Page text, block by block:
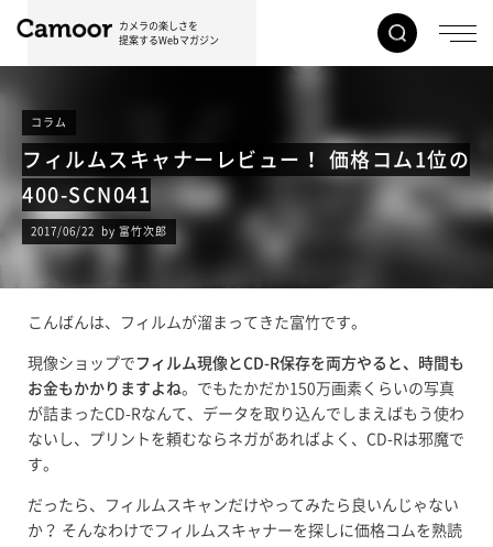
カメラの楽しさを
提案するWebマガジン
コラム
フィルムスキャナーレビュー！ 価格コム1位の
400-SCN041
2017/06/22 by 富竹次郎
こんばんは、フィルムが溜まってきた富竹です。
現像ショップで フィルム現像とCD-R保存を両方やると、時間も
お金もかかりますよね。でもたかだか150万画素くらいの写真
が詰まったCD-Rなんて、データを取り込んでしまえばもう使わ
ないし、プリントを頼むならネガがあればよく、CD-Rは邪魔で
す。
だったら、フィルムスキャンだけやってみたら良いんじゃない
か？ そんなわけでフィルムスキャナーを探しに価格コムを熟読